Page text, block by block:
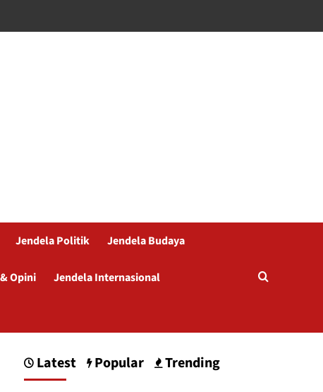
Jendela Politik Jendela Budaya
Opini Jendela Internasional
Latest Popular Trending